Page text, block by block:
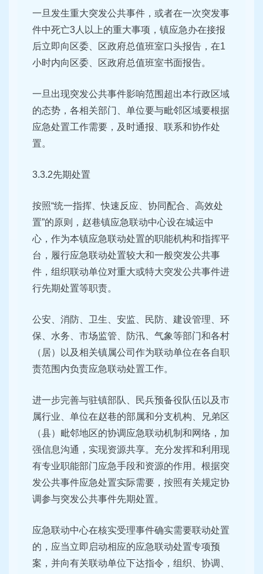
一旦发生重大突发公共事件，或者在一次突发事
件中死亡3人以上的重大事项，镇应急办在接报
后立即向区委、区政府总值班室口头报告，在1
小时内向区委、区政府总值班室书面报告。
一旦出现突发公共事件影响范围超出本行政区域
的态势，各相关部门、单位要与毗邻区域要根据
应急处置工作需要，及时通报、联系和协作处
置。
3.3.2先期处置
按照“统一指挥、快速反应、协同配合、高效处
置”的原则，赵巷镇应急联动中心设在城运中
心，作为本镇应急联动处置的职能机构和指挥平
台，履行应急联动处置较大和一般突发公共事
件，组织联动单位对重大或特大突发公共事件进
行先期处置等职责。
公安、消防、卫生、安监、民防、建设管理、环
保、水务、市场监管、防汛、气象等部门和各村
（居）以及相关镇属公司作为联动单位在各自职
责范围内负责应急联动处置工作。
进一步完善与驻镇部队、民兵预备役队伍以及市
属行业、单位在赵巷的部属和分支机构、兄弟区
（县）毗邻地区的协调应急联动机制和网络，加
强信息沟通，实现资源共享。充分发挥和利用现
有专业职能部门应急手段和资源的作用。根据突
发公共事件应急处置实际需要，按照有关规定协
调参与突发公共事件先期处置。
应急联动中心在核实受理事件确实需要联动处置
的，应当立即启动相应的应急联动处置专项预
案，并向有关联动单位下达指令，组织、协调、